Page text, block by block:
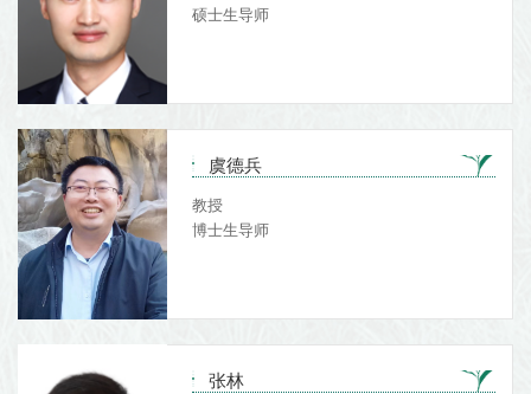
硕士生导师
虞德兵
教授
博士生导师
张林